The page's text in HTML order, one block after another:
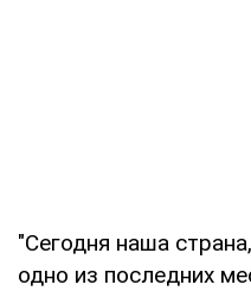
"Сегодня наша
одно из последних